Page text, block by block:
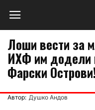
Лоши вести за
ИХФ им додели
Фарски
Автор: Душко Андов